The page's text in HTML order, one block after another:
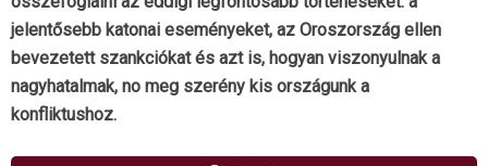
jelentősebb katonai eseményeket, az Oroszország ellen
bevezetett szankciókat és azt is, hogyan viszonyulnak a
nagyhatalmak, no meg szerény kis országunk a
konfliktushoz.